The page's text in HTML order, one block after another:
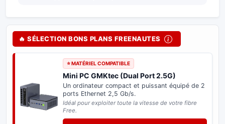
🔥 SÉLECTION BONS PLANS FREENAUTES
⭐ MATÉRIEL COMPATIBLE
Mini PC GMKtec (Dual Port 2.5G)
Un ordinateur compact et puissant équipé de 2
ports Ethernet 2,5 Gb/s.
Idéal pour exploiter toute la vitesse de votre fibre
Free.